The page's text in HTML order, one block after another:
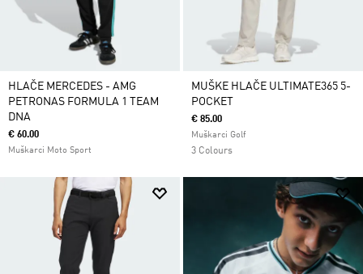
HLAČE MERCEDES - AMG
PETRONAS FORMULA 1 TEAM
DNA
€ 60.00
Muškarci Moto Sport
MUŠKE HLAČE ULTIMATE365 5-
POCKET
€ 85.00
Muškarci Golf
3 Colours